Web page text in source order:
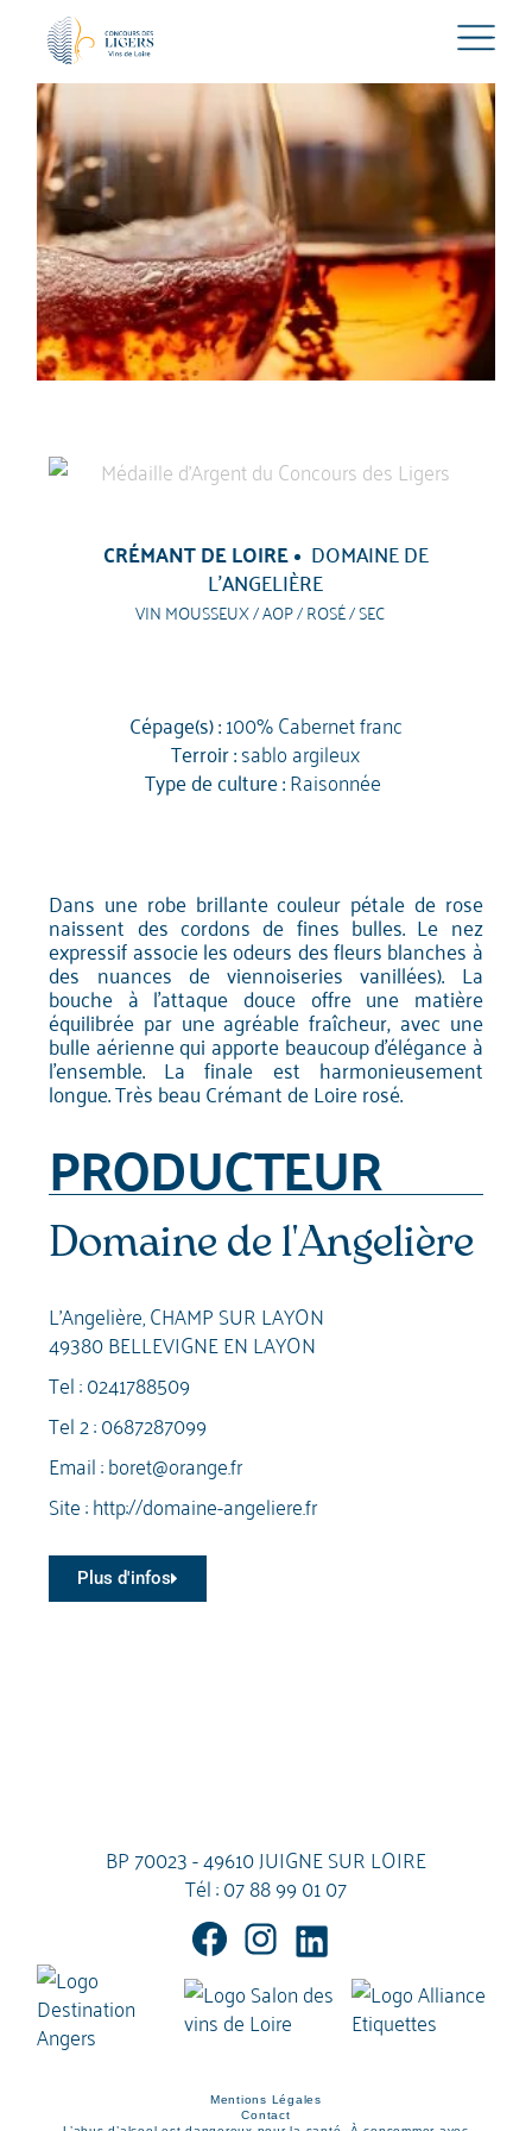
CRÉMANT DE LOIRE DOMAINE DE
L’ANGELIÈRE
VIN MOUSSEUX / AOP / ROSÉ / SEC
Cépage(s) :100% Cabernet franc
Terroir :sablo argileux
Type de culture :Raisonnée
Dans une robe brillante couleur pétale de rose
naissent des cordons de fines bulles. Le nez
expressif associe les odeurs des fleurs blanches à
des nuances de viennoiseries vanillées). La
bouche à l'attaque douce offre une matière
équilibrée par une agréable fraîcheur, avec une
bulle aérienne qui apporte beaucoup d'élégance à
l'ensemble. La finale est harmonieusement
longue. Très beau Crémant de Loire rosé.
PRODUCTEUR
Domaine de l'Angelière
L'Angelière, CHAMP SUR LAYON
49380 BELLEVIGNE EN LAYON
Tel :0241788509
Tel 2 :0687287099
Email :boret@orange.fr
Site :http://domaine-angeliere.fr
Plus d'infos
BP 70023 - 49610 JUIGNE SUR LOIRE
Tél :07 88 99 01 07
Mentions Légales
Contact